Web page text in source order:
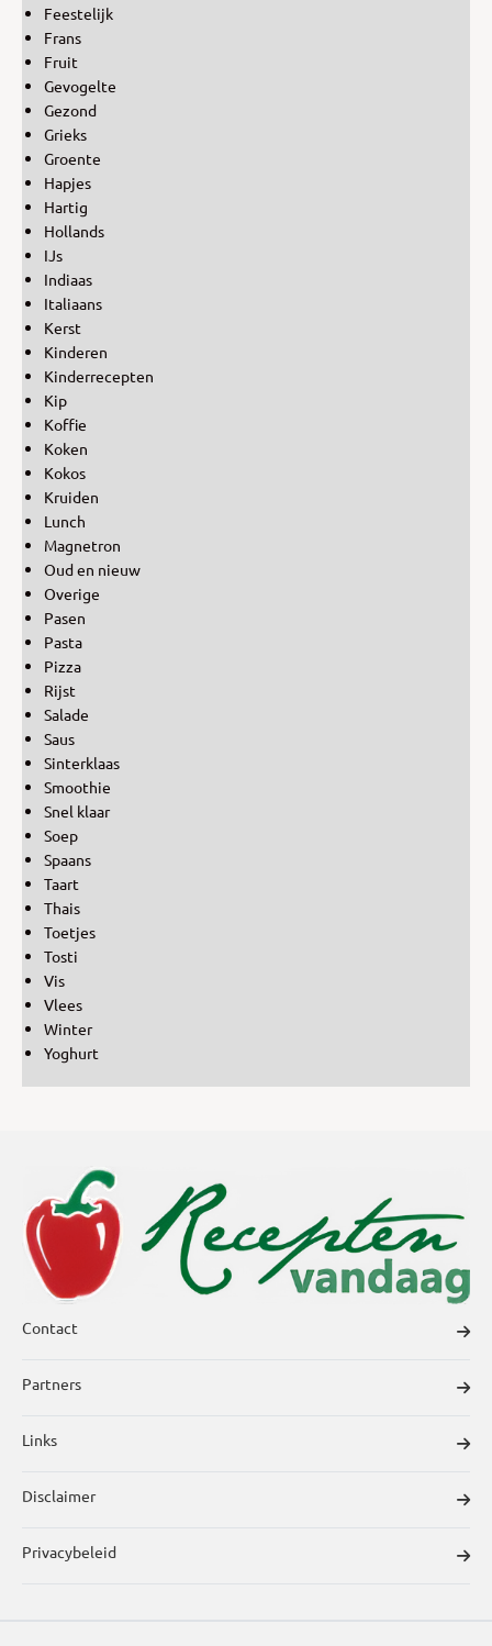
Feestelijk
Frans
Fruit
Gevogelte
Gezond
Grieks
Groente
Hapjes
Hartig
Hollands
IJs
Indiaas
Italiaans
Kerst
Kinderen
Kinderrecepten
Kip
Koffie
Koken
Kokos
Kruiden
Lunch
Magnetron
Oud en nieuw
Overige
Pasen
Pasta
Pizza
Rijst
Salade
Saus
Sinterklaas
Smoothie
Snel klaar
Soep
Spaans
Taart
Thais
Toetjes
Tosti
Vis
Vlees
Winter
Yoghurt
Contact
Partners
Links
Disclaimer
Privacybeleid